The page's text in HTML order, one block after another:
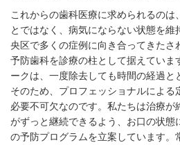
これからの歯科医療に求められるのは
とではなく、病気にならない状態を維
央区で多くの症例に向き合ってきたさ
予防歯科を診療の柱として据えていま
ークは、一度除去しても時間の経過と
そのため、プロフェッショナルによ
必要不可欠なのです。私たちは治療
がずっと継続できるよう、お口の状態
の予防プログラムを立案しています。